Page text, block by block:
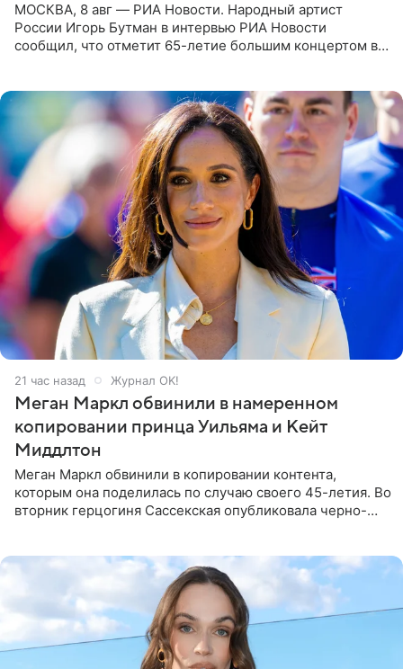
МОСКВА, 8 авг — РИА Новости. Народный артист
России Игорь Бутман в интервью РИА Новости
сообщил, что отметит 65-летие большим концертом в
21 час назад Журнал OK!
Меган Маркл обвинили в намеренном
копировании принца Уильяма и Кейт
Миддлтон
Меган Маркл обвинили в копировании контента,
которым она поделилась по случаю своего 45-летия. Во
вторник герцогиня Сассекская опубликовала черно-